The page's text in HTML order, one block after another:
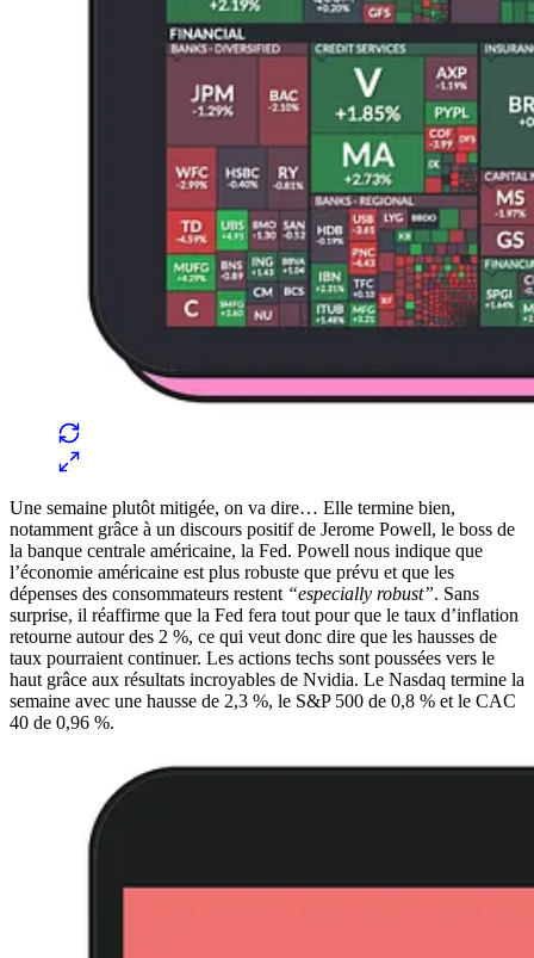
Une semaine plutôt mitigée, on va dire… Elle termine bien,
notamment grâce à un discours positif de Jerome Powell, le boss de
la banque centrale américaine, la Fed. Powell nous indique que
l’économie américaine est plus robuste que prévu et que les
dépenses des consommateurs restent “especially robust”. Sans
surprise, il réaffirme que la Fed fera tout pour que le taux d’inflation
retourne autour des 2 %, ce qui veut donc dire que les hausses de
taux pourraient continuer. Les actions techs sont poussées vers le
haut grâce aux résultats incroyables de Nvidia. Le Nasdaq termine la
semaine avec une hausse de 2,3 %, le S&P 500 de 0,8 % et le CAC
40 de 0,96 %.